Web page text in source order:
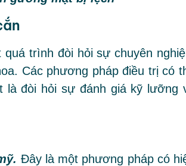
trình đòi hỏi sự chuyên
Các phương pháp điều trị có
đòi hỏi sự đánh giá kỹ lưỡng
Đây là một phương pháp có